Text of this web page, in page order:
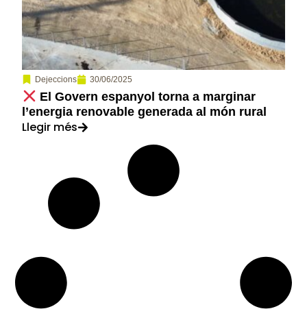
Dejeccions 30/06/2025
El Govern espanyol torna a marginar
l’energia renovable generada al món rural
Llegir més